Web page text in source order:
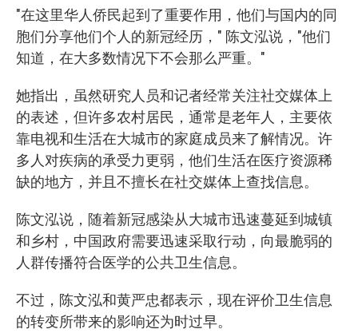
"在这里华人侨民起到了重要作用，他们与国内的同
胞们分享他们个人的新冠经历，" 陈文泓说，"他们
知道，在大多数情况下不会那么严重。"
她指出，虽然研究人员和记者经常关注社交媒体上
的表述，但许多农村居民，通常是老年人，主要依
靠电视和生活在大城市的家庭成员来了解情况。许
多人对疾病的承受力更弱，他们生活在医疗资源稀
缺的地方，并且不擅长在社交媒体上查找信息。
陈文泓说，随着新冠感染从大城市迅速蔓延到城镇
和乡村，中国政府需要迅速采取行动，向最脆弱的
人群传播符合医学的公共卫生信息。
不过，陈文泓和黄严忠都表示，现在评价卫生信息
的转变所带来的影响还为时过早。